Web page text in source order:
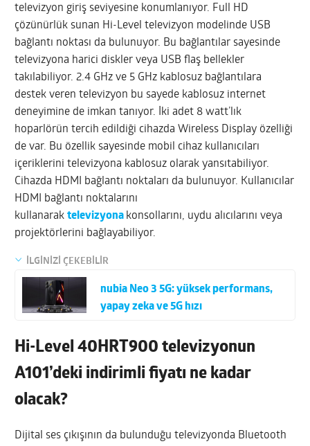
televizyon giriş seviyesine konumlanıyor. Full HD
çözünürlük sunan Hi-Level televizyon modelinde USB
bağlantı noktası da bulunuyor. Bu bağlantılar sayesinde
televizyona harici diskler veya USB flaş bellekler
takılabiliyor. 2.4 GHz ve 5 GHz kablosuz bağlantılara
destek veren televizyon bu sayede kablosuz internet
deneyimine de imkan tanıyor. İki adet 8 watt’lık
hoparlörün tercih edildiği cihazda Wireless Display özelliği
de var. Bu özellik sayesinde mobil cihaz kullanıcıları
içeriklerini televizyona kablosuz olarak yansıtabiliyor.
Cihazda HDMI bağlantı noktaları da bulunuyor. Kullanıcılar
HDMI bağlantı noktalarını
kullanaraktelevizyona konsollarını, uydu alıcılarını veya
projektörlerini bağlayabiliyor.
İLGİNİZİ ÇEKEBİLİR
nubia Neo 3 5G: yüksek performans,
yapay zeka ve 5G hızı
Hi-Level 40HRT900 televizyonun
A101’deki indirimli fiyatı ne kadar
olacak?
Dijital ses çıkışının da bulunduğu televizyonda Bluetooth